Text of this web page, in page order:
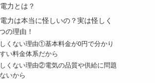
力とは？
力は本当に怪しいの？実は怪しく
の理由！
くない理由①基本料金が0円で分かり
い料金体系だから
くない理由②電気の品質や供給に問題
いから